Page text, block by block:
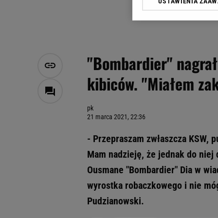
"Bombardier"
kibiców. "Miałem
pk
21 marca 2021, 22:36
- Przepraszam zwłaszcza
Mam nadzieję, że jednak do niej
Ousmane "Bombardier" Dia w
wyrostka robaczkowego i nie
Pudzianowski.
Klikając „Akceptuję”
Zaufanych Partnerów i
My, nasi Zaufani
Użycie dokładnych
Przechowywanie